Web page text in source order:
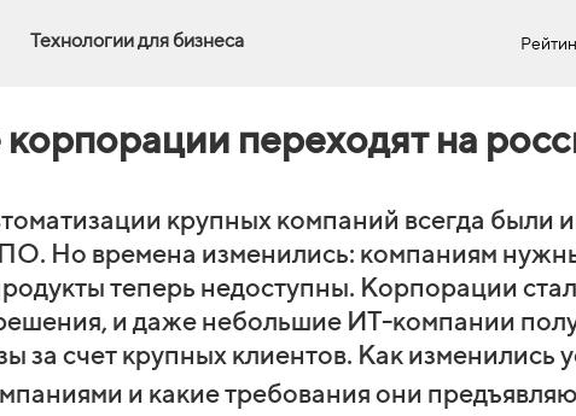
Технологии для бизнеса
переходят на
крупных компаний всегда были
Но времена изменились: компаниям
теперь недоступны. Корпорации
и даже небольшие ИТ-компании
за счет крупных клиентов. Как изменились
и какие требования они